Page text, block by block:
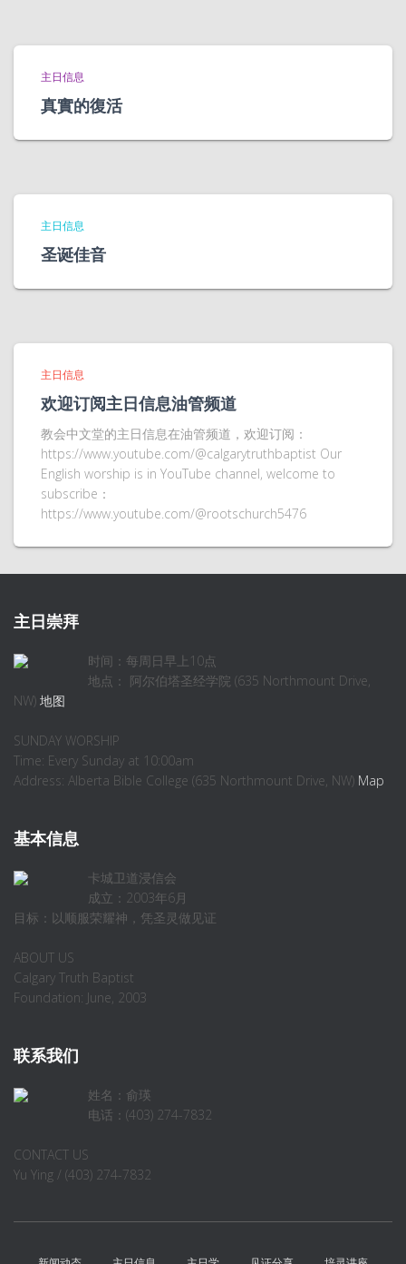
主日信息
真實的復活
主日信息
圣诞佳音
主日信息
欢迎订阅主日信息油管频道
教会中文堂的主日信息在油管频道，欢迎订阅：
https://www.youtube.com/@calgarytruthbaptist Our
English worship is in YouTube channel, welcome to
subscribe：
https://www.youtube.com/@rootschurch5476
主日崇拜
时间：每周日早上10点
地点： 阿尔伯塔圣经学院 (635 Northmount Drive,
NW) 地图
SUNDAY WORSHIP
Time: Every Sunday at 10:00am
Address: Alberta Bible College (635 Northmount Drive, NW) Map
基本信息
卡城卫道浸信会
成立：2003年6月
目标：以顺服荣耀神，凭圣灵做见证
ABOUT US
Calgary Truth Baptist
Foundation: June, 2003
联系我们
姓名：俞瑛
电话：(403) 274-7832
CONTACT US
Yu Ying / (403) 274-7832